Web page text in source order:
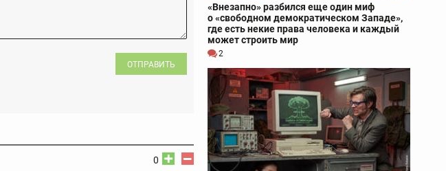
ОТПРАВИТЬ
0
«Внезапно» разбился еще один миф
о «свободном демократическом Западе»,
где есть некие права человека и каждый
может строить мир
2